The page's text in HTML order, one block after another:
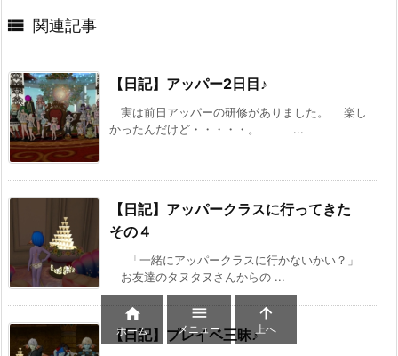
 関連記事
【日記】アッパー2日目♪
実は前日アッパーの研修がありました。 楽し
かったんだけど・・・・・。 ...
【日記】アッパークラスに行ってきた
その４
「一緒にアッパークラスに行かないかい？」
お友達のタヌタヌさんからの ...
【日記】プレイベ三昧♪

ホーム

メニュー

上へ